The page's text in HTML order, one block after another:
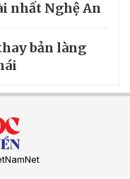
nhất Nghệ An
bản làng